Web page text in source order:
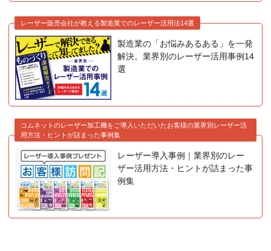
レーザー販売会社が教える製造業でのレーザー活用法14選
製造業の「お悩みあるある」を一発
解決。業界別のレーザー活用事例14
選
コムネットのレーザー加工機をご導入いただいたお客様の業界別レーザー活
用方法・ヒントが詰まった事例集
レーザー導入事例｜業界別のレー
ザー活用方法・ヒントが詰まった事
例集